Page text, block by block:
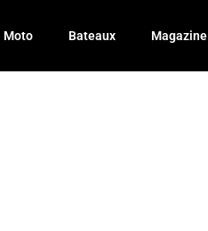
Moto Bateaux Magazine